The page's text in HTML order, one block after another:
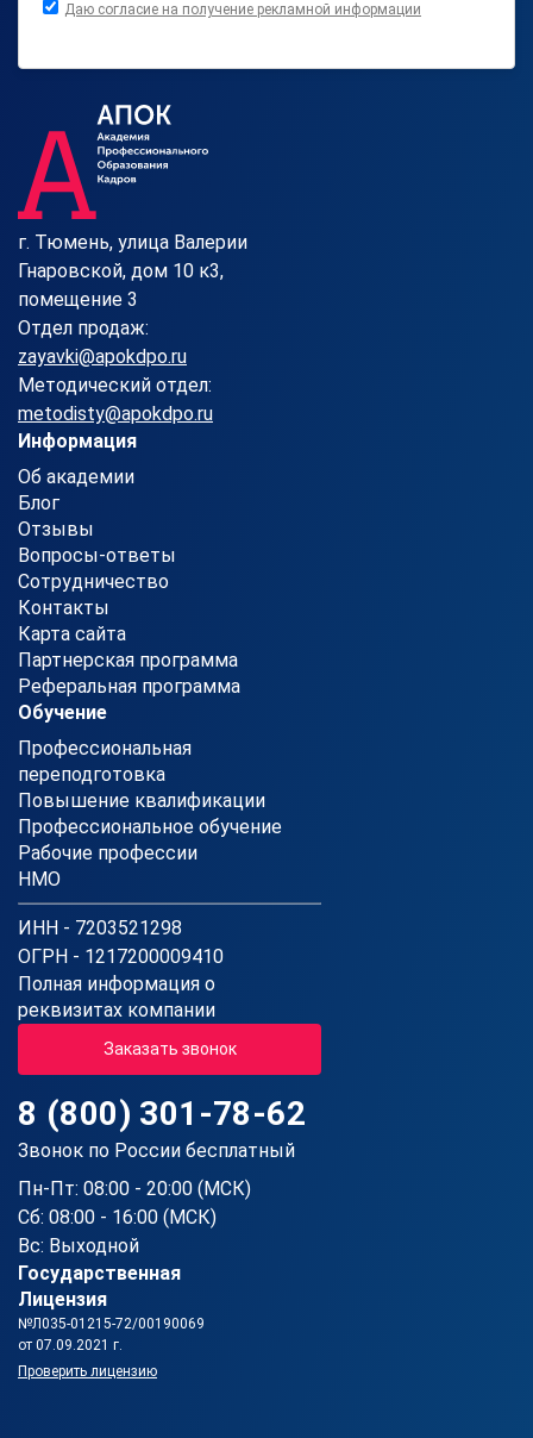
Даю согласие на получение рекламной информации
г. Тюмень, улица Валерии
Гнаровской, дом 10 к3,
помещение 3
Отдел продаж:
zayavki@apokdpo.ru
Методический отдел:
metodisty@apokdpo.ru
Информация
Об академии
Блог
Отзывы
Вопросы-ответы
Сотрудничество
Контакты
Карта сайта
Партнерская программа
Реферальная программа
Обучение
Профессиональная
переподготовка
Повышение квалификации
Профессиональное обучение
Рабочие профессии
НМО
ИНН - 7203521298
ОГРН - 1217200009410
Полная информация о
реквизитах компании
Заказать звонок
8 (800) 301-78-62
Звонок по России бесплатный
Пн-Пт: 08:00 - 20:00 (МСК)
Сб: 08:00 - 16:00 (МСК)
Вс: Выходной
Государственная
Лицензия
№Л035-01215-72/00190069
от 07.09.2021 г.
Проверить лицензию